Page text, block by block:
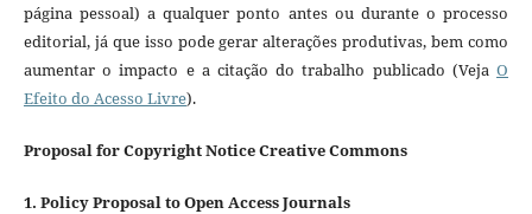
página pessoal) a qualquer ponto antes ou durante o processo
editorial, já que isso pode gerar alterações produtivas, bem como
aumentar o impacto e a citação do trabalho publicado (VejaO
Efeito do Acesso Livre).
Proposal for Copyright Notice Creative Commons
1. Policy Proposal to Open Access Journals